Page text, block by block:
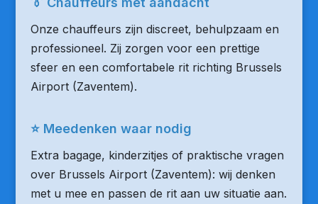
Onze chauffeurs zijn discreet, behulpzaam en
professioneel. Zij zorgen voor een prettige
sfeer en een comfortabele rit richting Brussels
Airport (Zaventem).
⭐ Meedenken waar nodig
Extra bagage, kinderzitjes of praktische vragen
over Brussels Airport (Zaventem): wij denken
met u mee en passen de rit aan uw situatie aan.